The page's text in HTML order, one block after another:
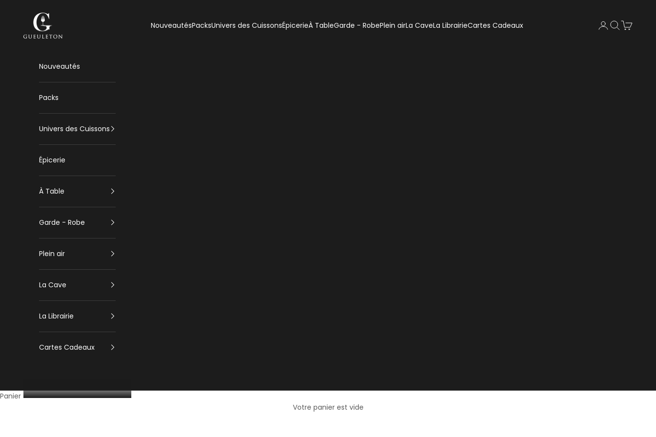
Gueuleton
NouveautésPacksUnivers des CuissonsÉpicerieÀ TableGarde - RobePlein airLa CaveLa LibrairieCartes Cadeaux Recherche
Panier
Nouveautés
Packs
Univers des Cuissons
Épicerie
À Table
Garde - Robe
Plein air
La Cave
La Librairie
Cartes Cadeaux
Panier
Votre panier est vide